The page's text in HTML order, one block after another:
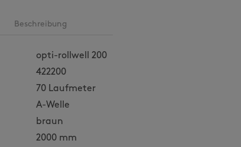
Beschreibung
opti-rollwell 200
422200
70 Laufmeter
A-Welle
braun
2000 mm